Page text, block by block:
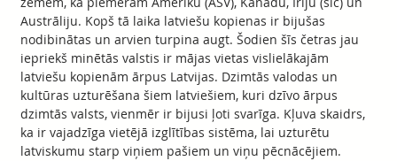
Austrāliju. Kopš tā laika latviešu kopienas ir bijušas
nodibinātas un arvien turpina augt. Šodien šīs četras jau
iepriekš minētās valstis ir mājas vietas vislielākajām
latviešu kopienām ārpus Latvijas. Dzimtās valodas un
kultūras uzturēšana šiem latviešiem, kuri dzīvo ārpus
dzimtās valsts, vienmēr ir bijusi ļoti svarīga. Kļuva skaidrs,
ka ir vajadzīga vietējā izglītības sistēma, lai uzturētu
latviskumu starp viņiem pašiem un viņu pēcnācējiem.